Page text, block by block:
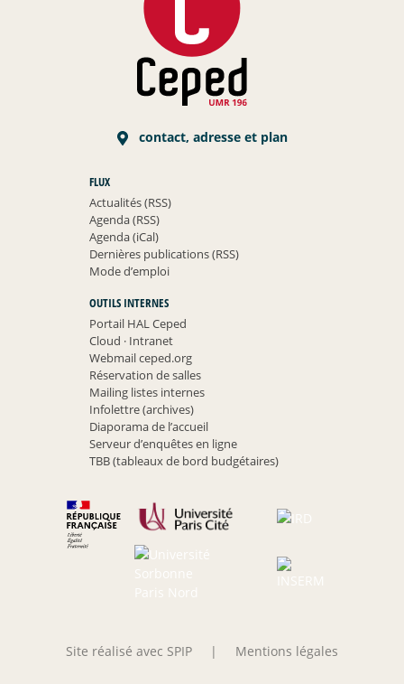
contact, adresse et plan
FLUX
Actualités (RSS)
Agenda (RSS)
Agenda (iCal)
Dernières publications (RSS)
Mode d’emploi
OUTILS INTERNES
Portail HAL Ceped
Cloud ·Intranet
Webmail ceped.org
Réservation de salles
Mailing listes internes
Infolettre (archives)
Diaporama de l’accueil
Serveur d’enquêtes en ligne
TBB (tableaux de bord budgétaires)
Site réalisé avec SPIP | Mentions légales